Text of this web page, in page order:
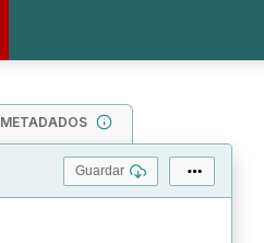
METADADOS
Guardar